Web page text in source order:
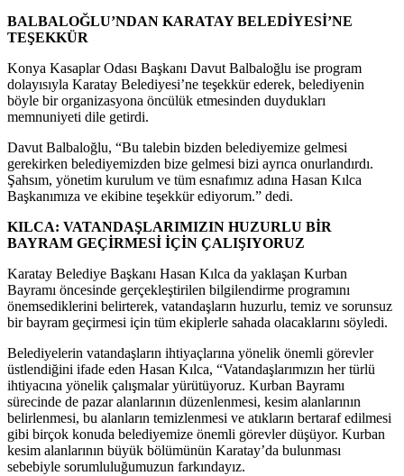
BALBALOĞLU’NDAN KARATAY BELEDİYESİ’NE
TEŞEKKÜR
Konya Kasaplar Odası Başkanı Davut Balbaloğlu ise program
dolayısıyla Karatay Belediyesi’ne teşekkür ederek, belediyenin
böyle bir organizasyona öncülük etmesinden duydukları
memnuniyeti dile getirdi.
Davut Balbaloğlu, “Bu talebin bizden belediyemize gelmesi
gerekirken belediyemizden bize gelmesi bizi ayrıca onurlandırdı.
Şahsım, yönetim kurulum ve tüm esnafımız adına Hasan Kılca
Başkanımıza ve ekibine teşekkür ediyorum.” dedi.
KILCA: VATANDAŞLARIMIZIN HUZURLU BİR
BAYRAM GEÇİRMESİ İÇİN ÇALIŞIYORUZ
Karatay Belediye Başkanı Hasan Kılca da yaklaşan Kurban
Bayramı öncesinde gerçekleştirilen bilgilendirme programını
önemsediklerini belirterek, vatandaşların huzurlu, temiz ve sorunsuz
bir bayram geçirmesi için tüm ekiplerle sahada olacaklarını söyledi.
Belediyelerin vatandaşların ihtiyaçlarına yönelik önemli görevler
üstlendiğini ifade eden Hasan Kılca, “Vatandaşlarımızın her türlü
ihtiyacına yönelik çalışmalar yürütüyoruz. Kurban Bayramı
sürecinde de pazar alanlarının düzenlenmesi, kesim alanlarının
belirlenmesi, bu alanların temizlenmesi ve atıkların bertaraf edilmesi
gibi birçok konuda belediyemize önemli görevler düşüyor. Kurban
kesim alanlarının büyük bölümünün Karatay’da bulunması
sebebiyle sorumluluğumuzun farkındayız.